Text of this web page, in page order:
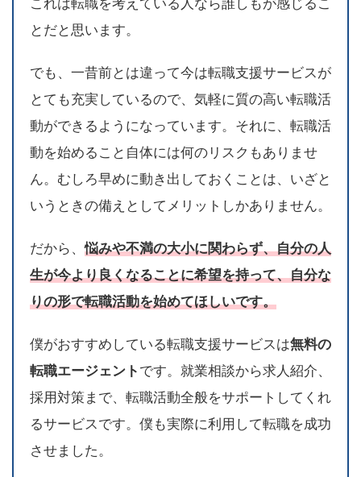
これは転職を考えている人なら誰しもが感じるこ
とだと思います。
でも、一昔前とは違って今は転職支援サービスが
とても充実しているので、気軽に質の高い転職活
動ができるようになっています。それに、転職活
動を始めること自体には何のリスクもありませ
ん。むしろ早めに動き出しておくことは、いざと
いうときの備えとしてメリットしかありません。
だから、悩みや不満の大小に関わらず、自分の人
生が今より良くなることに希望を持って、自分な
りの形で転職活動を始めてほしいです。
僕がおすすめしている転職支援サービスは無料の
転職エージェント です。就業相談から求人紹介、
採用対策まで、転職活動全般をサポートしてくれ
るサービスです。僕も実際に利用して転職を成功
させました。